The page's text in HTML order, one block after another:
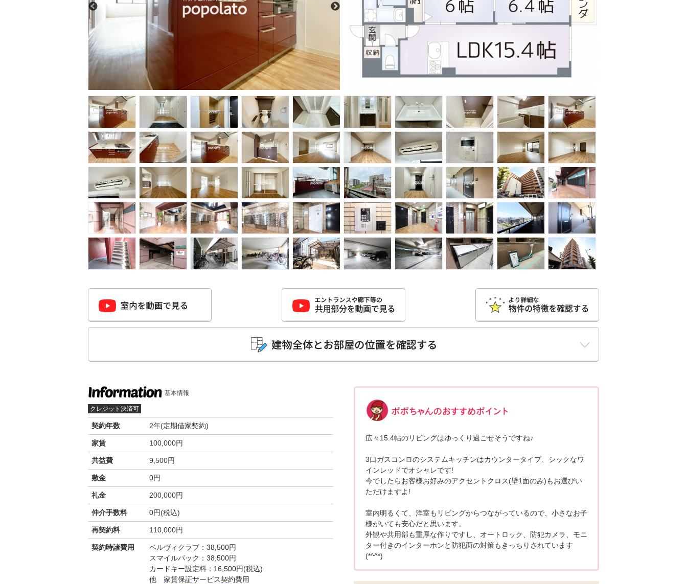
基本情報
クレジット決済可
契約年数 2年(定期借家契約)
家賃 100,000円
共益費 9,500円
敷金 0円
礼金 200,000円
仲介手数料 0円(税込)
再契約料 110,000円
契約時諸費用
ベルヴィクラブ：38,500円
スマイルパック：38,500円
カードキー設定料：16,500円(税込)
他 家賃保証サービス契約費用
広々15.4帖のリビングはゆっくり過ごせそうですね♪
3口ガスコンロのシステムキッチンはカウンタータイプ、シックなワ
インレッドでオシャレです!
今でしたらお客様お好みのアクセントクロス(壁1面のみ)もお選びい
ただけますよ!
室内明るくて、洋室もリビングからつながっているので、小さなお子
様がいても安心だと思います。
外観や共用部も重厚な作りですし、オートロック、防犯カメラ、モニ
ター付きのインターホンと防犯面の対策もきっちりされています
(*^^*)